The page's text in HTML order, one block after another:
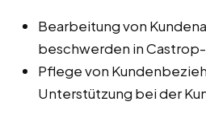
Bearbeitung von
beschwerden in Castrop-
Pflege von
Unterstützung bei der